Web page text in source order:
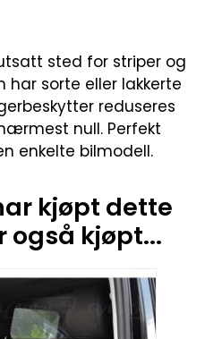
sted for striper og
har sorte eller lakkerte
reduseres
null. Perfekt
enkelte bilmodell.
kjøpt dette
også kjøpt...